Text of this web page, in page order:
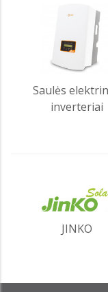
Saulės
inverteriai
JINKO